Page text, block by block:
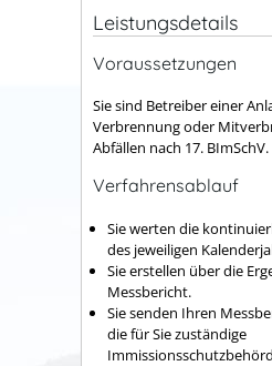
Leistungsdetails
Voraussetzungen
Sie sind Betreiber einer
Verbrennung oder
Abfällen nach 17. BImSchV.
Verfahrensablauf
Sie werten die
des jeweiligen
Sie erstellen über die
Messbericht.
Sie senden Ihren
die für Sie zuständige